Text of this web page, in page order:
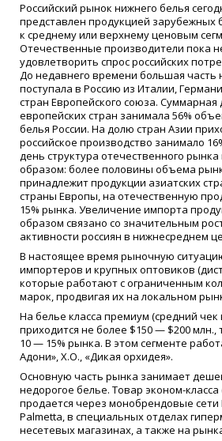
Российский рынок нижнего белья
представлен продукцией зарубежных
к среднему или верхнему ценовым
Отечественные производители пока
удовлетворить спрос российских
До недавнего времени большая часть
поступала в Россию из Италии,
стран Европейского союза. Суммарная
европейских стран занимала 56%
белья России. На долю стран Азии
российское производство занимало
день структура отечественного
образом: более половины объема
принадлежит продукции азиатских
страны Европы, на отечественную
15% рынка. Увеличение импорта
образом связано со значительным
активности россиян в нижнесреднем
В настоящее время рыночную
импортеров и крупных оптовиков (
которые работают с ограниченным
марок, продвигая их на локальном
На белье класса премиум (средний
приходится не более $150 — $200 млн.,
10 — 15% рынка. В этом сегменте
Адони», Х.O., «Дикая орхидея».
Основную часть рынка занимает
недорогое белье. Товар эконом-класса
продается через монобрендовые сети
Palmetta, в специальных отделах
несетевых магазинах, а также на